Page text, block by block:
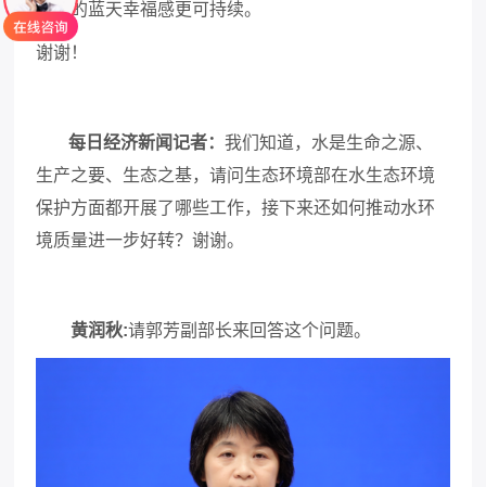
百姓的蓝天幸福感更可持续。
谢谢！
每日经济新闻记者：我们知道，水是生命之源、
生产之要、生态之基，请问生态环境部在水生态环境
保护方面都开展了哪些工作，接下来还如何推动水环
境质量进一步好转？谢谢。
黄润秋:请郭芳副部长来回答这个问题。